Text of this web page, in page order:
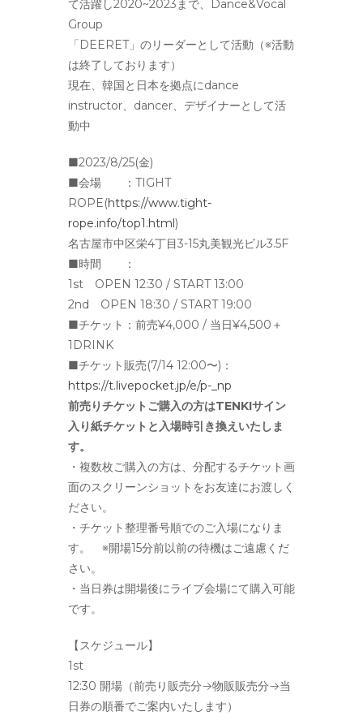
て活躍し2020~2023まで、Dance&Vocal
Group
「DEERET」のリーダーとして活動（※活動
は終了しております）
現在、韓国と日本を拠点にdance
instructor、dancer、デザイナーとして活
動中
■2023/8/25(金)
■会場 ：TIGHT
ROPE(https://www.tight-
rope.info/top1.html)
名古屋市中区栄4丁目3-15丸美観光ビル3.5F
■時間 ：
1st OPEN 12:30 / START 13:00
2nd OPEN 18:30 / START 19:00
■チケット：前売¥4,000 / 当日¥4,500＋
1DRINK
■チケット販売(7/14 12:00〜)：
https://t.livepocket.jp/e/p-_np
前売りチケットご購入の方はTENKIサイン
入り紙チケットと入場時引き換えいたしま
す。
・複数枚ご購入の方は、分配するチケット画
面のスクリーンショットをお友達にお渡しく
ださい。
・チケット整理番号順でのご入場になりま
す。 ※開場15分前以前の待機はご遠慮くだ
さい。
・当日券は開場後にライブ会場にて購入可能
です。
【スケジュール】
1st
12:30 開場（前売り販売分→物販販売分→当
日券の順番でご案内いたします）